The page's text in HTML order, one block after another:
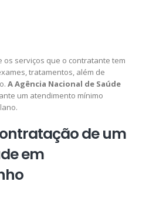
os serviços que o contratante tem
tratamentos, além de
A Agência Nacional de Saúde
um atendimento mínimo
de um
em